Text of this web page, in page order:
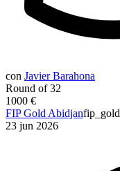
con Javier Barahona
Round of 32
1000 €
FIP Gold Abidjanfip_gold
23 jun 2026